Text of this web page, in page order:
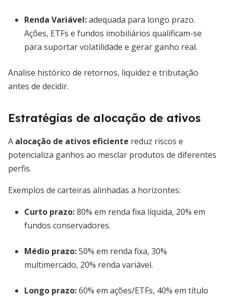
Renda Variável:adequada para longo prazo.
Ações, ETFs e fundos imobiliários qualificam-se
para suportar volatilidade e gerar ganho real.
Analise histórico de retornos, liquidez e tributação
antes de decidir.
Estratégias de alocação de ativos
A alocação de ativos eficiente reduz riscos e
potencializa ganhos ao mesclar produtos de diferentes
perfis.
Exemplos de carteiras alinhadas a horizontes:
Curto prazo:80% em renda fixa líquida, 20% em
fundos conservadores.
Médio prazo:50% em renda fixa, 30%
multimercado, 20% renda variável.
Longo prazo:60% em ações/ETFs, 40% em título